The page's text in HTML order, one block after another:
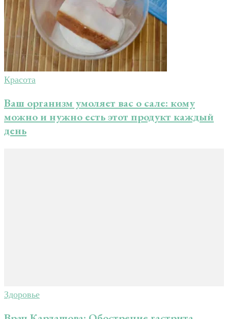
Красота
Ваш организм умоляет вас о сале: кому
можно и нужно есть этот продукт каждый
день
Здоровье